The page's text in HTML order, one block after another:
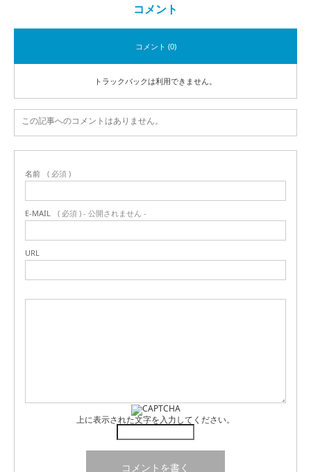
コメント
コメント (0)
トラックバックは利用できません。
この記事へのコメントはありません。
名前 ( 必須 )
E-MAIL ( 必須 ) - 公開されません -
URL
上に表示された文字を入力してください。